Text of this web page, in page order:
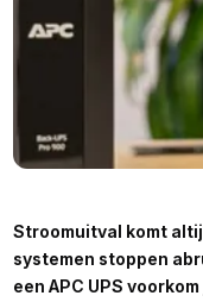
Stroomuitval komt
systemen stoppen
een APC UPS